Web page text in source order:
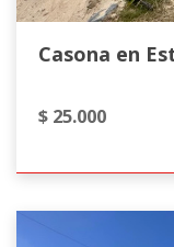
Casona en
$ 25.000